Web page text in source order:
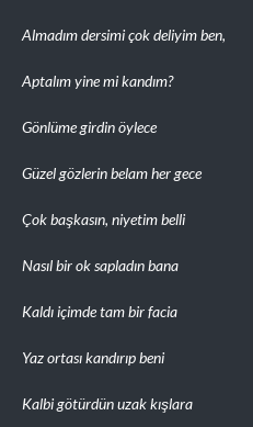
Almadım dersimi çok deliyim ben,
Aptalım yine mi kandım?
Gönlüme girdin öylece
Güzel gözlerin belam her gece
Çok başkasın, niyetim belli
Nasıl bir ok sapladın bana
Kaldı içimde tam bir facia
Yaz ortası kandırıp beni
Kalbi götürdün uzak kışlara